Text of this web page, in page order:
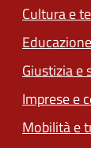
Cultura e
Giustizia e
Imprese e
Mobilità e